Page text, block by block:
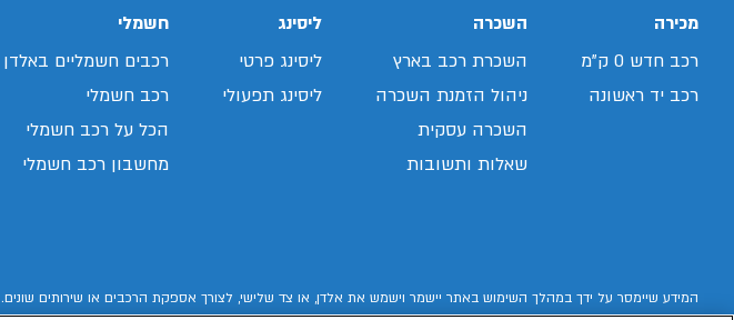
מכירה
רכב חדש 0 ק"מ
רכב יד ראשונה
השכרה
השכרת רכב בארץ
ניהול הזמנת השכרה
השכרה עסקית
שאלות ותשובות
ליסינג
ליסינג פרטי
ליסינג תפעולי
חשמלי
רכבים חשמליים באלדן
רכב חשמלי
הכל על רכב חשמלי
מחשבון רכב חשמלי
המידע שיימסר על ידך במהלך השימוש באתר יישמר וישמש את אלדן, או צד שלישי, לצורך אספקת הרכבים או שירותים שונים.